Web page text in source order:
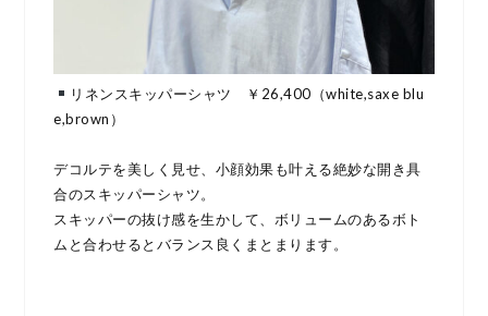
リネンスキッパーシャツ ￥26,400（white,saxe blu
e,brown）
デコルテを美しく見せ、小顔効果も叶える絶妙な開き具
合のスキッパーシャツ。
スキッパーの抜け感を生かして、ボリュームのあるボト
ムと合わせるとバランス良くまとまります。